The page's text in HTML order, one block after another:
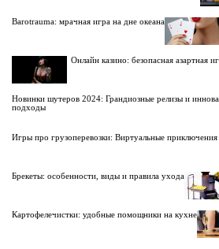
Barotrauma: мрачная игра на дне океана
Онлайн казино: безопасная азартная
Новинки шутеров 2024: Грандиозные релизы и
подходы
Игры про грузоперевозки: Виртуальные
Брекеты: особенности, виды и правила ухода
Картофелечистки: удобные помощники на кухне